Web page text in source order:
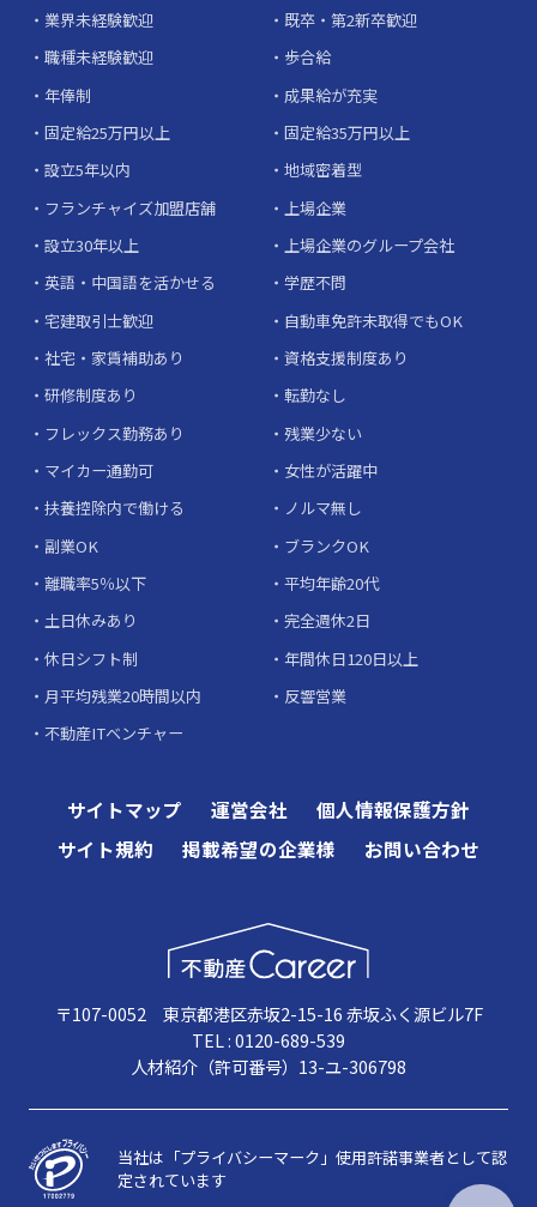
業界未経験歓迎
既卒・第2新卒歓迎
職種未経験歓迎
歩合給
年俸制
成果給が充実
固定給25万円以上
固定給35万円以上
設立5年以内
地域密着型
フランチャイズ加盟店舗
上場企業
設立30年以上
上場企業のグループ会社
英語・中国語を活かせる
学歴不問
宅建取引士歓迎
自動車免許未取得でもOK
社宅・家賃補助あり
資格支援制度あり
研修制度あり
転勤なし
フレックス勤務あり
残業少ない
マイカー通勤可
女性が活躍中
扶養控除内で働ける
ノルマ無し
副業OK
ブランクOK
離職率5％以下
平均年齢20代
土日休みあり
完全週休2日
休日シフト制
年間休日120日以上
月平均残業20時間以内
反響営業
不動産ITベンチャー
サイトマップ 運営会社
個人情報保護方針
サイト規約
掲載希望の企業様 お問い合わせ
〒107-0052 東京都港区赤坂2-15-16 赤坂ふく源ビル7F
TEL : 0120-689-539
人材紹介（許可番号）13-ユ-306798
当社は「プライバシーマーク」使用許諾事業者として認
定されています